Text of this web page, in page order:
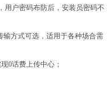
用户密码布防后，安装员密码不
输方式可选，适用于各种场合需
0话费上传中心；